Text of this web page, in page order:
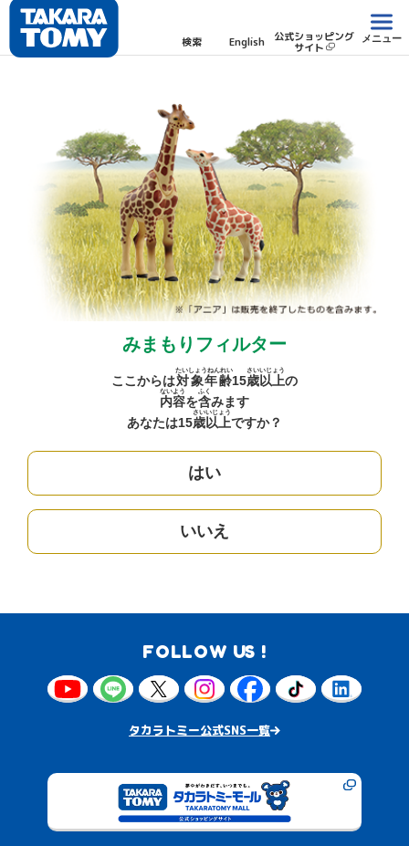
検索 English 公式ショッピング
サイト
メニュー
みまもりフィルター
ここからは対象年齢
たいしょうねんれい
15歳
さい
以上
いじょう
の
内容
ないよう
を含
ふく
みます
あなたは15歳
さい
以上
いじょう
ですか？
はい
いいえ
FOLLOW US !
タカラトミー公式SNS一覧